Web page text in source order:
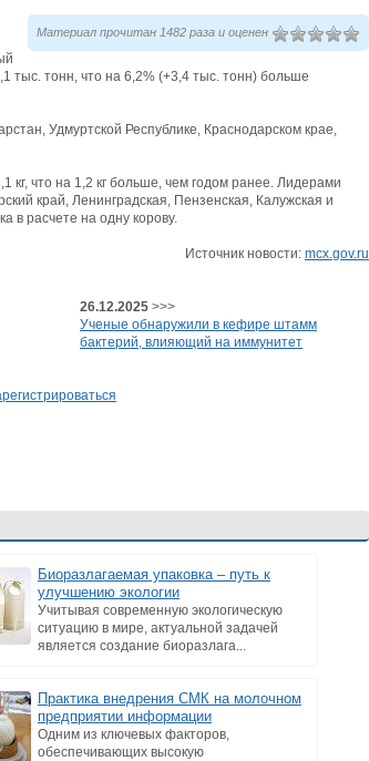
Материал прочитан 1482 раза и оценен
тыс. тонн, что на 6,2% (+3,4 тыс. тонн) больше
Удмуртской Республике, Краснодарском крае,
кг, что на 1,2 кг больше, чем годом ранее. Лидерами
край, Ленинградская, Пензенская, Калужская и
в расчете на одну корову.
Источник новости: mcx.gov.ru
26.12.2025 >>>
Ученые обнаружили в кефире штамм
бактерий, влияющий на иммунитет
Биоразлагаемая упаковка – путь к
улучшению экологии
Учитывая современную экологическую
ситуацию в мире, актуальной задачей
является создание биоразлага...
Практика внедрения СМК на молочном
предприятии информации
Одним из ключевых факторов,
обеспечивающих высокую